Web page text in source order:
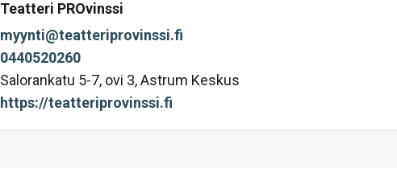
Teatteri PROvinssi
myynti@teatteriprovinssi.fi
0440520260
Salorankatu 5-7, ovi 3, Astrum Keskus
https://teatteriprovinssi.fi